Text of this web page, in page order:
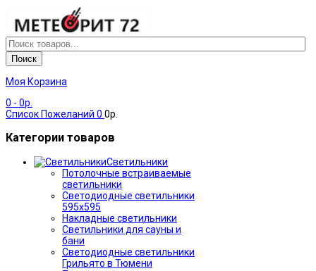
Поиск
Моя Корзина
0 - 0р.
Список Пожеланий 0 0р.
Категории товаров
Светильники
Потолочные встраиваемые
светильники
Светодиодные светильники
595х595
Накладные светильники
Светильники для сауны и
бани
Светодиодные светильники
Грильято в Тюмени